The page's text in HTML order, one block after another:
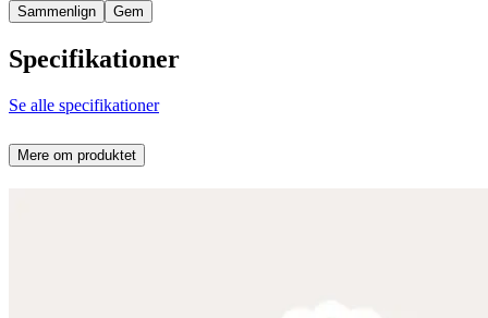
Sammenlign Gem
Specifikationer
Se alle specifikationer
Mere om produktet